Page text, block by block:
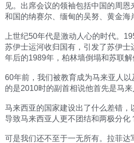
见。出席会议的领袖包括中国的周
和国的纳赛尔、缅甸的吴努、黄金
上世纪50年代是激动人心的时代。
苏伊士运河收归国有，引发了苏伊
年后的1989年，柏林墙倒塌和苏联
60年前，我们被教育成为马来亚人
的是2010时的副首相说他首先是马
马来西亚的国家建设出了什么差错
导致马来西亚人更不团结和两极分化
可是我们还不至于一无所有。拉菲